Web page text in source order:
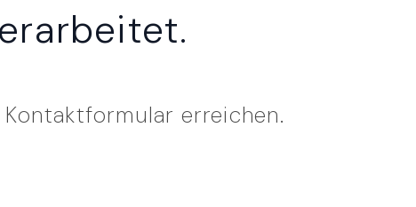
erreichen.